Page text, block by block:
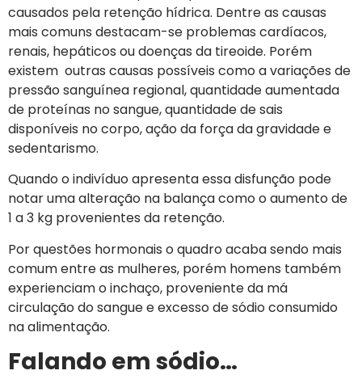
causados pela retenção hídrica. Dentre as causas
mais comuns destacam-se problemas cardíacos,
renais, hepáticos ou doenças da tireoide. Porém
existem outras causas possíveis como a variações de
pressão sanguínea regional, quantidade aumentada
de proteínas no sangue, quantidade de sais
disponíveis no corpo, ação da força da gravidade e
sedentarismo.
Quando o indivíduo apresenta essa disfunção pode
notar uma alteração na balança como o aumento de
1 a 3 kg provenientes da retenção.
Por questões hormonais o quadro acaba sendo mais
comum entre as mulheres, porém homens também
experienciam o inchaço, proveniente da má
circulação do sangue e excesso de sódio consumido
na alimentação.
Falando em sódio…